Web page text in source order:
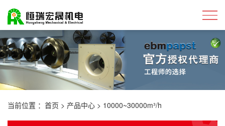
当前位置 ： 首页 > 产品中心 > 10000~30000m³/h